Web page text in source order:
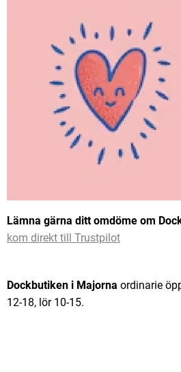
Lämna gärna ditt omdöme om
kom direkt till Trustpilot
Dockbutiken i Majorna ordinarie
12-18, lör 10-15.